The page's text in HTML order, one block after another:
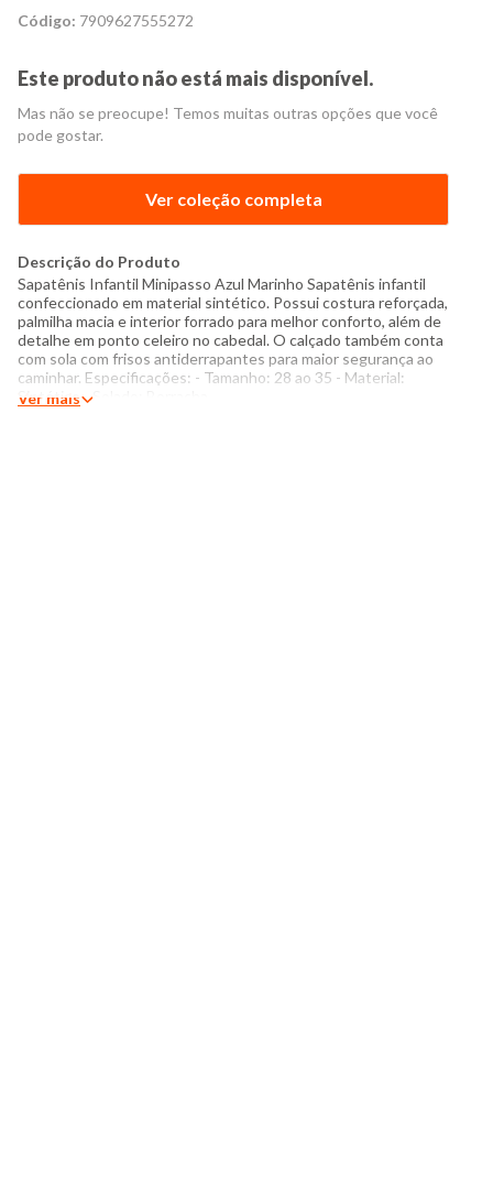
Código: 7909627555272
Este produto não está mais disponível.
Mas não se preocupe! Temos muitas outras opções que você
pode gostar.
Ver coleção completa
Descrição do Produto
Sapatênis Infantil Minipasso Azul Marinho Sapatênis infantil
confeccionado em material sintético. Possui costura reforçada,
palmilha macia e interior forrado para melhor conforto, além de
detalhe em ponto celeiro no cabedal. O calçado também conta
com sola com frisos antiderrapantes para maior segurança ao
caminhar. Especificações: - Tamanho: 28 ao 35 - Material:
Sintético - Solado: Borracha
Ver mais